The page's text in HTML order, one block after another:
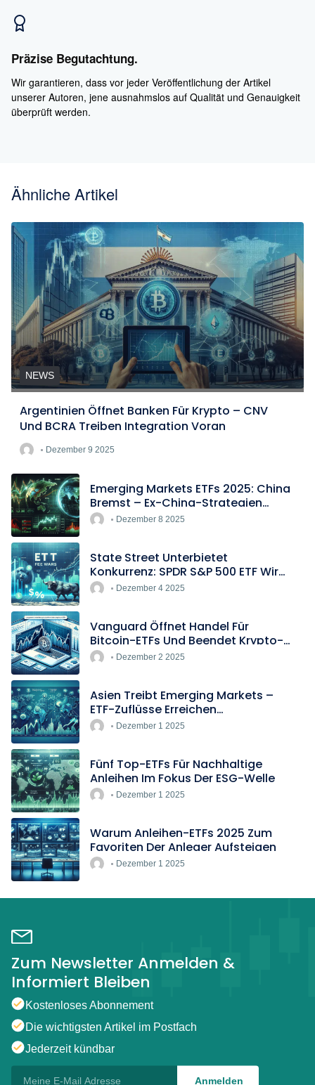
Präzise Begutachtung.
Wir garantieren, dass vor jeder Veröffentlichung der Artikel
unserer Autoren, jene ausnahmslos auf Qualität und Genauigkeit
überprüft werden.
Ähnliche Artikel
NEWS
Argentinien Öffnet Banken Für Krypto – CNV
Und BCRA Treiben Integration Voran
Dezember 9 2025
Emerging Markets ETFs 2025: China
Bremst – Ex-China-Strategien
BoomenDezember 8 2025
State Street Unterbietet
Konkurrenz: SPDR S&P 500 ETF Wird
Europas Günstigster Indextracker
Dezember 4 2025
Vanguard Öffnet Handel Für
Bitcoin-ETFs Und Beendet Krypto-
BlockadeDezember 2 2025
Asien Treibt Emerging Markets –
ETF-Zuflüsse Erreichen
Rekordtempo
Dezember 1 2025
Fünf Top-ETFs Für Nachhaltige
Anleihen Im Fokus Der ESG-Welle
Dezember 1 2025
Warum Anleihen-ETFs 2025 Zum
Favoriten Der Anleger Aufsteigen
Dezember 1 2025
Zum Newsletter Anmelden &
Informiert Bleiben
Kostenloses Abonnement
Die wichtigsten Artikel im Postfach
Jederzeit kündbar